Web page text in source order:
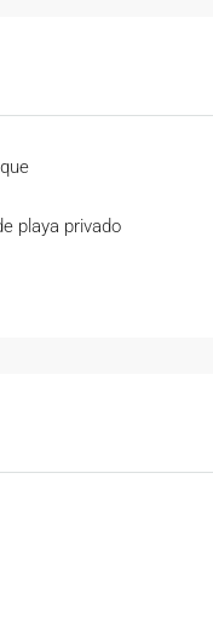
playa privado